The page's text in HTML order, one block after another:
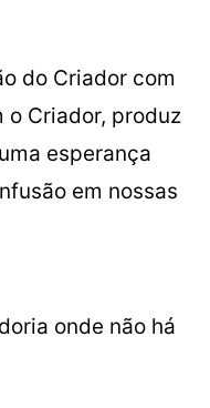
do Criador com
o Criador, produz
esperança
em nossas
onde não há